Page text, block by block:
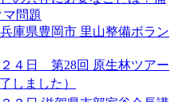
問題
庫県豊岡市 里山整備ボラン
２４日 第28回 原生林ツアー
しました）